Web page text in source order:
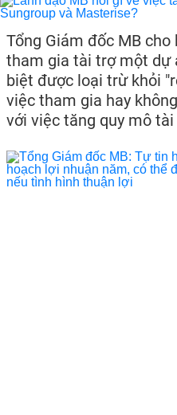
Tổng Giám đốc MB
tham gia tài trợ một dự
biệt được loại trừ khỏi
việc tham gia hay
với việc tăng quy mô